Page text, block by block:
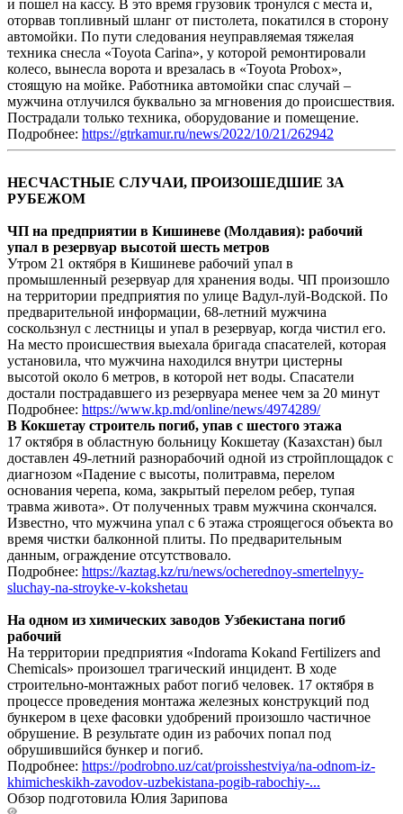
и пошел на кассу. В это время грузовик тронулся с места и,
оторвав топливный шланг от пистолета, покатился в сторону
автомойки. По пути следования неуправляемая тяжелая
техника снесла «Toyota Carina», у которой ремонтировали
колесо, вынесла ворота и врезалась в «Toyota Probox»,
стоящую на мойке. Работника автомойки спас случай –
мужчина отлучился буквально за мгновения до происшествия.
Пострадали только техника, оборудование и помещение.
Подробнее: https://gtrkamur.ru/news/2022/10/21/262942
НЕСЧАСТНЫЕ СЛУЧАИ, ПРОИЗОШЕДШИЕ ЗА
РУБЕЖОМ
ЧП на предприятии в Кишиневе (Молдавия): рабочий
упал в резервуар высотой шесть метров
Утром 21 октября в Кишиневе рабочий упал в
промышленный резервуар для хранения воды. ЧП произошло
на территории предприятия по улице Вадул-луй-Водской. По
предварительной информации, 68-летний мужчина
соскользнул с лестницы и упал в резервуар, когда чистил его.
На место происшествия выехала бригада спасателей, которая
установила, что мужчина находился внутри цистерны
высотой около 6 метров, в которой нет воды. Спасатели
достали пострадавшего из резервуара менее чем за 20 минут
Подробнее: https://www.kp.md/online/news/4974289/
В Кокшетау строитель погиб, упав с шестого этажа
17 октября в областную больницу Кокшетау (Казахстан) был
доставлен 49-летний разнорабочий одной из стройплощадок с
диагнозом «Падение с высоты, политравма, перелом
основания черепа, кома, закрытый перелом ребер, тупая
травма живота». От полученных травм мужчина скончался.
Известно, что мужчина упал с 6 этажа строящегося объекта во
время чистки балконной плиты. По предварительным
данным, ограждение отсутствовало.
Подробнее: https://kaztag.kz/ru/news/ocherednoy-smertelnyy-
sluchay-na-stroyke-v-kokshetau
На одном из химических заводов Узбекистана погиб
рабочий
На территории предприятия «Indorama Kokand Fertilizers and
Chemicals» произошел трагический инцидент. В ходе
строительно-монтажных работ погиб человек. 17 октября в
процессе проведения монтажа железных конструкций под
бункером в цехе фасовки удобрений произошло частичное
обрушение. В результате один из рабочих попал под
обрушившийся бункер и погиб.
Подробнее: https://podrobno.uz/cat/proisshestviya/na-odnom-iz-
khimicheskikh-zavodov-uzbekistana-pogib-rabochiy-...
Обзор подготовила Юлия Зарипова